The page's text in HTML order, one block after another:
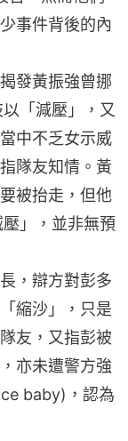
事件背後的內
發黃振強曾挪
「減壓」，又
中不乏女示威
隊友知情。黃
被抬走，但他
」，並非無預
，辯方對彭多
縮沙」，只是
友，又指彭被
亦未遭警方強
baby)，認為